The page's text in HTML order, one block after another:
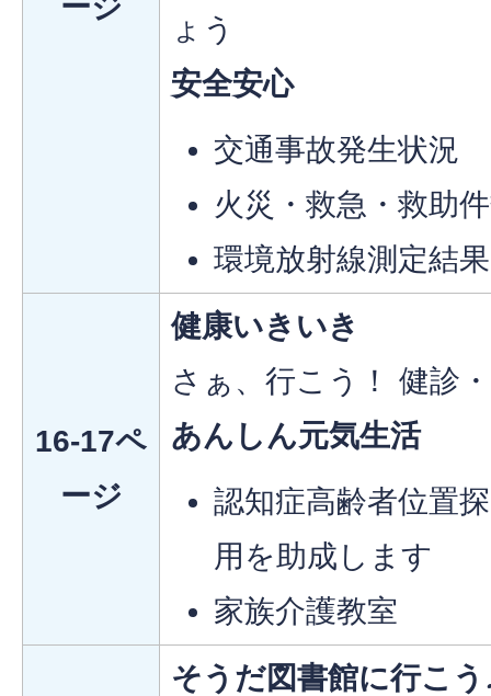
ージ
ょう
安全安心
交通事故発生状況
火災・救急・救助
環境放射線測定結果
16-17ペ
ージ
健康いきいき
さぁ、行こう！ 健診
あんしん元気生活
認知症高齢者位置
用を助成します
家族介護教室
そうだ図書館に行こう